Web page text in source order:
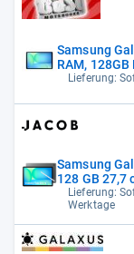
Samsung
RAM, 128GB
Lieferung:
Samsung
128 GB 27,7
Lieferung:
Werktage